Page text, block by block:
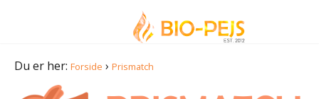
Du er her: Forside › Prismatch